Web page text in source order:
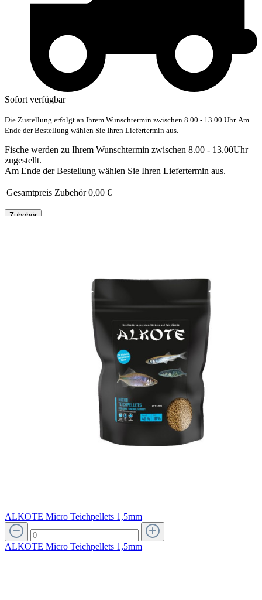
Sofort verfügbar
Die Zustellung erfolgt an Ihrem Wunschtermin zwischen 8.00 - 13.00 Uhr. Am
Ende der Bestellung wählen Sie Ihren Liefertermin aus.
Fische werden zu Ihrem Wunschtermin zwischen 8.00 - 13.00Uhr
zugestellt.
Am Ende der Bestellung wählen Sie Ihren Liefertermin aus.
Gesamtpreis Zubehör 0,00 €
Zubehör
ALKOTE Micro Teichpellets 1,5mm
ALKOTE Micro Teichpellets 1,5mm